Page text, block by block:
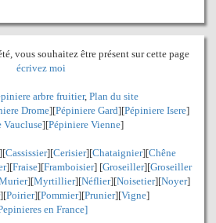
vous souhaitez être présent sur cette page
écrivez moi
arbre fruitier, Plan du site
Drome][Pépiniere Gard][Pépiniere Isere]
Vaucluse][Pépiniere Vienne]
][Cassissier][Cerisier][Chataignier][Chêne
][Fraise][Framboisier] [Groseiller][Groseiller
][Myrtillier][Néflier][Noisetier][Noyer]
][Poirier][Pommier][Prunier][Vigne]
en France]